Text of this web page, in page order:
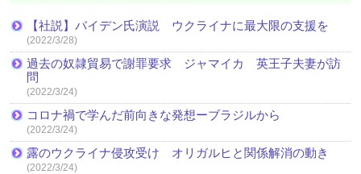
【社説】バイデン氏演説 ウクライナに最大限の支援を
(2022/3/28)
過去の奴隷貿易で謝罪要求 ジャマイカ 英王子夫妻が訪
問
(2022/3/24)
コロナ禍で学んだ前向きな発想ーブラジルから
(2022/3/24)
露のウクライナ侵攻受け オリガルヒと関係解消の動き
(2022/3/24)